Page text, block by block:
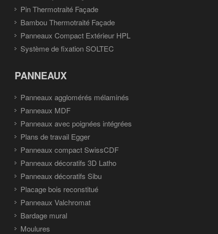
Pin Thermotraité Façade
Bambou Thermotraité Façade
Panneaux Compact Extérieur HPL
Système de fixation SOLTEC
PANNEAUX
Panneaux agglomérés mélaminés
Panneaux MDF
Panneaux avec poignées intégrées
Plans de travail Egger
Panneaux compact SwissCDF
Panneaux décoratifs 3D Latho
Panneaux décoratifs Sibu
Placage bois reconstitué
Panneaux Valchromat
Bardage mural
Moulures